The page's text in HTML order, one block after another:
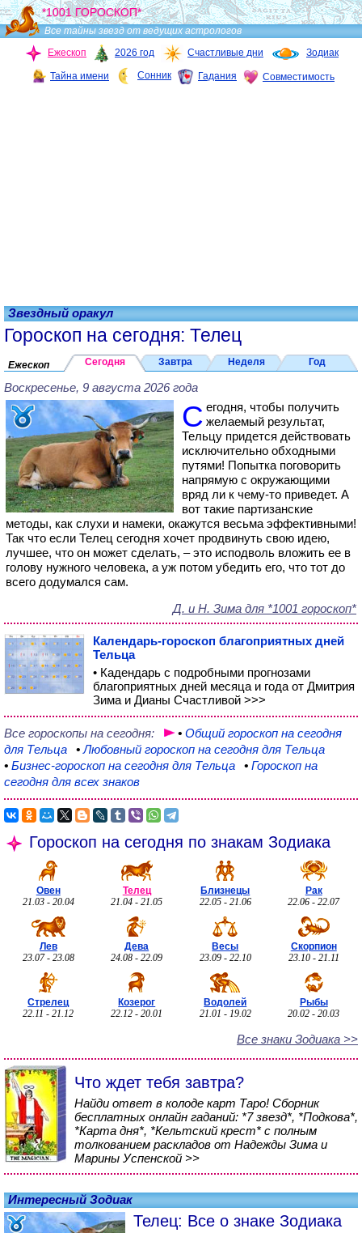
*1001 ГОРОСКОП*
Все тайны звезд от ведущих астрологов
Ежескоп
2026 год Счастливые дни Зодиак
Тайна имени Сонник Гадания Совместимость
Звездный оракул
Гороскоп на сегодня: Телец
Воскресенье, 9 августа 2026 года
Сегодня, чтобы получить желаемый результат,
Тельцу придется действовать
исключительно обходными
путями! Попытка поговорить
напрямую с окружающими
вряд ли к чему-то приведет. А
вот такие партизанские
методы, как слухи и намеки, окажутся весьма эффективными!
Так что если Телец сегодня хочет продвинуть свою идею,
лучшее, что он может сделать, – это исподволь вложить ее в
голову нужного человека, а уж потом убедить его, что тот до
всего додумался сам.
Д. и Н. Зима для *1001 гороскоп*
Календарь-гороскоп благоприятных дней
Тельца
• Кадендарь с подробными прогнозами
благоприятных дней месяца и года от Дмитрия
Зима и Дианы Счастливой >>>
Все гороскопы на сегодня: • Общий гороскоп на сегодня
для Тельца
•Любовный гороскоп на сегодня для Тельца
• Бизнес-гороскоп на сегодня для Тельца • Гороскоп на
сегодня для всех знаков
Ежескоп Сегодня Завтра Неделя Год
Гороскоп на сегодня по знакам Зодиака
Овен
21.03 - 20.04
Телец
21.04 - 21.05
Близнецы
22.05 - 21.06
Рак
22.06 - 22.07
Лев
23.07 - 23.08
Дева
24.08 - 22.09
Весы
23.09 - 22.10
Скорпион
23.10 - 21.11
Стрелец
22.11 - 21.12
Козерог
22.12 - 20.01
Водолей
21.01 - 19.02
Рыбы
20.02 - 20.03
Все знаки Зодиака >>
Что ждет тебя завтра?
Найди ответ в колоде карт Таро! Сборник
бесплатных онлайн гаданий: *7 звезд*, *Подкова*,
*Карта дня*, *Кельтский крест* с полным
толкованием раскладов от Надежды Зима и
Марины Успенской >>
Интересный Зодиак
Телец: Все о знаке Зодиака